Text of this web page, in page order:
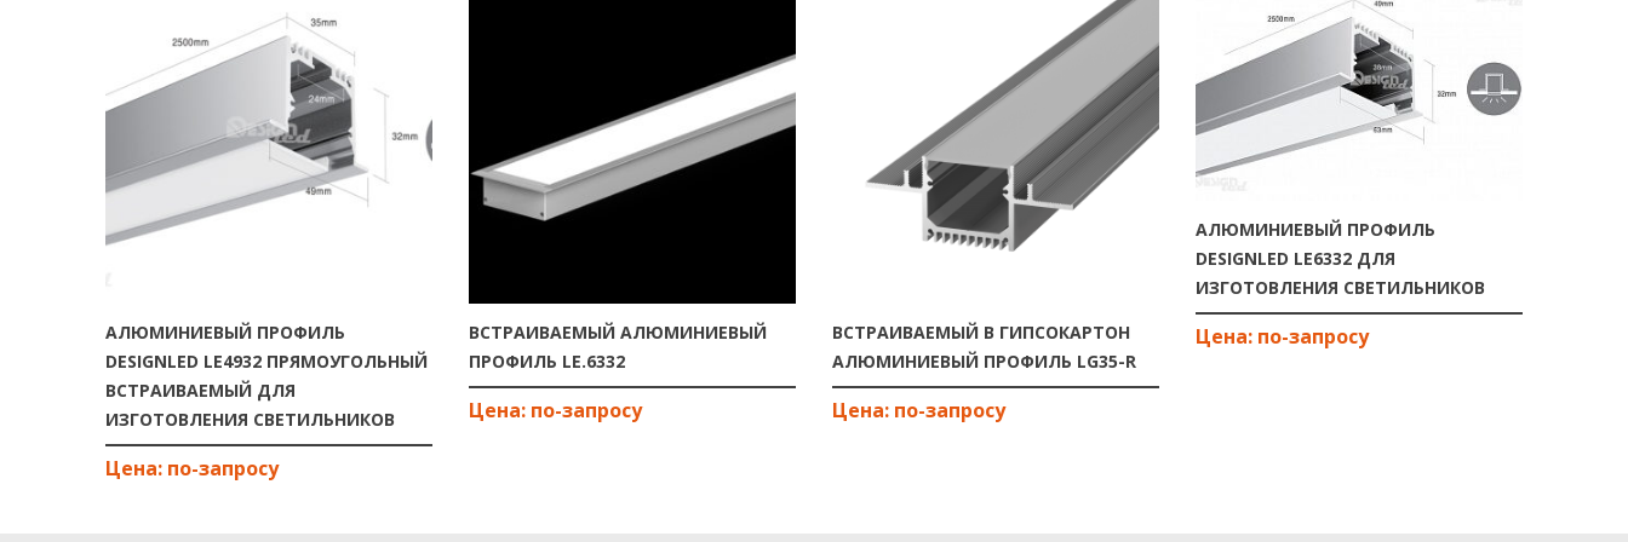
АЛЮМИНИЕВЫЙ ПРОФИЛЬ
DESIGNLED LE4932 ПРЯМОУГОЛЬНЫЙ
ВСТРАИВАЕМЫЙ ДЛЯ
ИЗГОТОВЛЕНИЯ СВЕТИЛЬНИКОВ
ВСТРАИВАЕМЫЙ АЛЮМИНИЕВЫЙ
ПРОФИЛЬ LE.6332
ВСТРАИВАЕМЫЙ В ГИПСОКАРТОН
АЛЮМИНИЕВЫЙ ПРОФИЛЬ LG35-R
АЛЮМИНИЕВЫЙ ПРОФИЛЬ
DESIGNLED LE6332 ДЛЯ
ИЗГОТОВЛЕНИЯ СВЕТИЛЬНИКОВ